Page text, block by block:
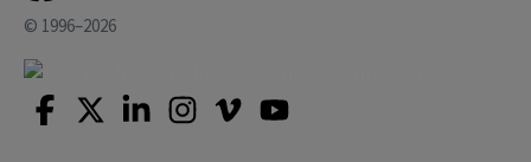
© 1996–2026